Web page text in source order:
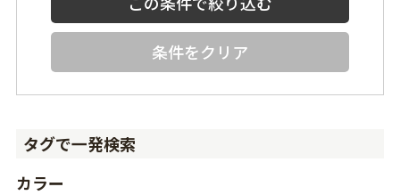
条件をクリア
タグで一発検索
カラー